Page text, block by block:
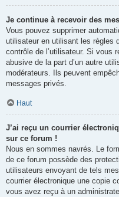
Je continue à recevoir des
Vous pouvez supprimer
utilisateur en utilisant les règles
contrôle de l’utilisateur. Si vous
abusive de la part d’un autre
modérateurs. Ils peuvent
messages privés.
Haut
J’ai reçu un courrier
sur ce forum !
Nous en sommes navrés. Le
de ce forum possède des
utilisateurs envoyant de tels
courrier électronique une copie
vous avez reçu à un